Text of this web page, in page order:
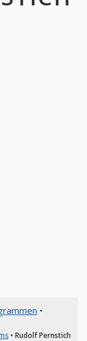
•
• Rudolf Pernstich